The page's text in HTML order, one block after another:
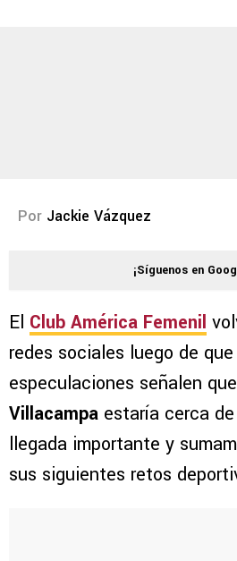
Por Jackie Vázquez
¡Síguenos en
El Club América Femenil
redes sociales luego de
especulaciones señalen
Villacampa estaría cerca
llegada importante y
sus siguientes retos